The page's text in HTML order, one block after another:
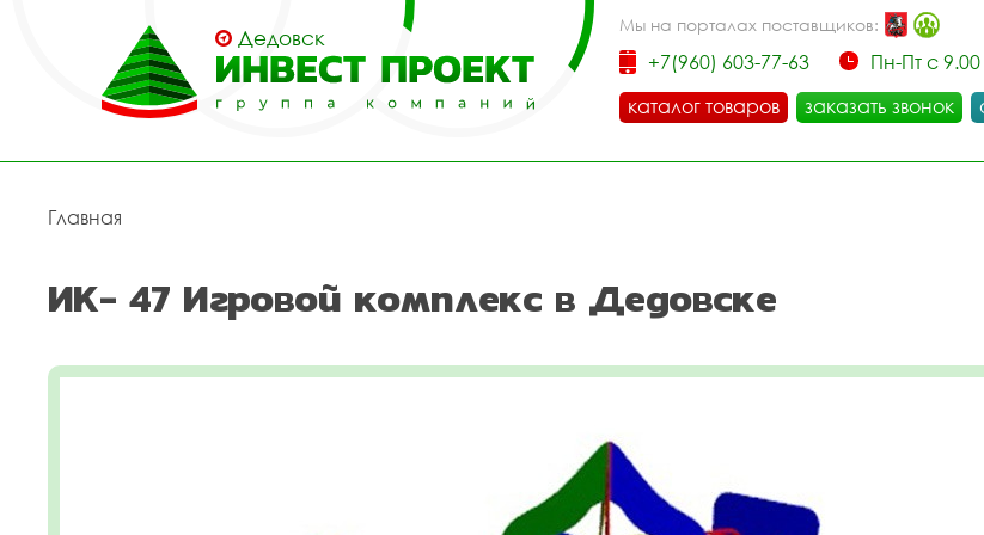
Дедовск
Мы на порталах поставщиков:
+7(960) 603-77-63
Пн-Пт с
каталог товаров
заказать звонок
Главная
ИК- 47 Игровой комплекс в Дедовске